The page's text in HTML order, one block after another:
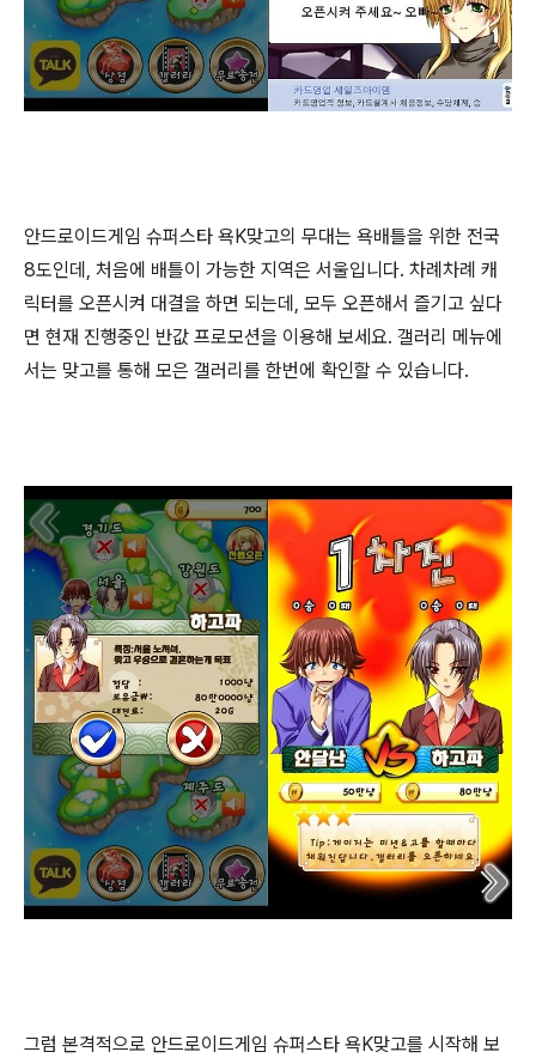
안드로이드게임 슈퍼스타 욕K맞고의 무대는 욕배틀을 위한 전국
8도인데, 처음에 배틀이 가능한 지역은 서울입니다. 차례차례 캐
릭터를 오픈시켜 대결을 하면 되는데, 모두 오픈해서 즐기고 싶다
면 현재 진행중인 반값 프로모션을 이용해 보세요. 갤러리 메뉴에
서는 맞고를 통해 모은 갤러리를 한번에 확인할 수 있습니다.
그럼 본격적으로 안드로이드게임 슈퍼스타 욕K맞고를 시작해 보